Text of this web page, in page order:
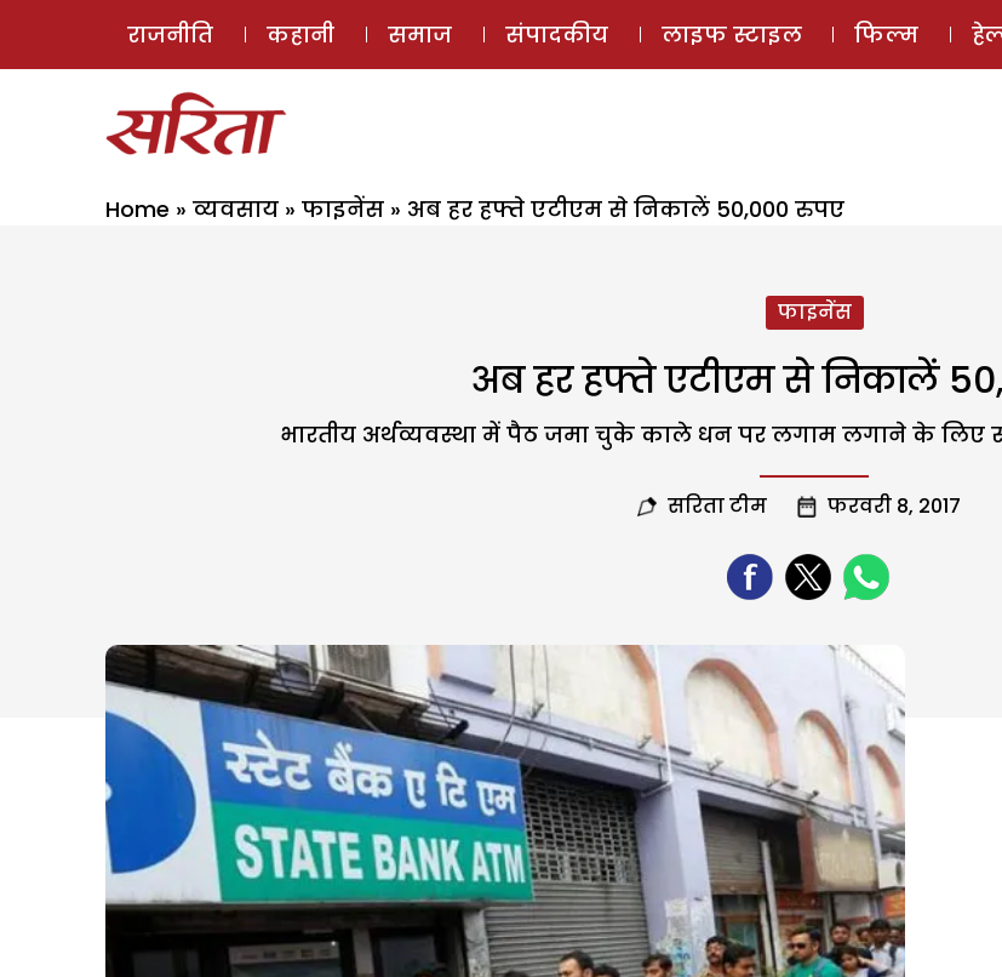
ई-मैगज़ीन
राजनीति कहानी समाज संपादकीय लाइफ स्टाइल फिल्म
Home » व्यवसाय » फाइनेंस » अब हर हफ्ते एटीएम से निकालें 50,000 रुपए
फाइनेंस
अब हर हफ्ते एटीएम से निकालें
भारतीय अर्थव्यवस्था में पैठ जमा चुके काले धन पर लगाम लगाने के लिए
सरिता टीम फरवरी 8, 2017